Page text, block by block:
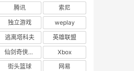
腾讯
索尼
独立游戏
weplay
逃离塔科夫
英雄联盟
仙剑奇侠传四
Xbox
街头篮球
网易